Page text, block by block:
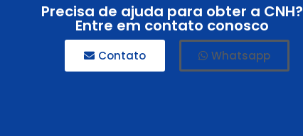
Precisa de ajuda para obter a CNH?
Entre em contato conosco
Contato Whatsapp